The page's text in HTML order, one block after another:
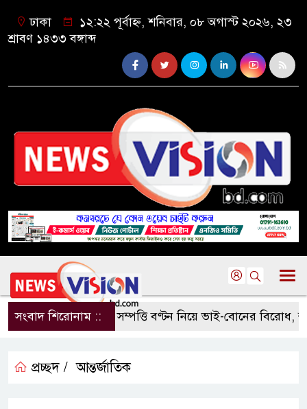
ঢাকা
১২:২২ পূর্বাহ্ন, শনিবার, ০৮ অগাস্ট ২০২৬, ২৩
শ্রাবণ ১৪৩৩ বঙ্গাব্দ
সংবাদ শিরোনাম ::পৈতৃক সম্পত্তি বণ্টন নিয়ে ভাই-বোনের বিরোধ,
প্রচ্ছদ / আন্তর্জাতিক